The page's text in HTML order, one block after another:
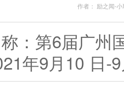
作者： 励之闻-
：第6届广
年9月10 日